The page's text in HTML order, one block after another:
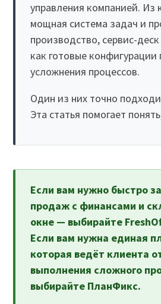
управления компанией. Из
мощная система задач и
производство, сервис-
как готовые конфигурации
усложнения процессов.
Один из них точно
Эта статья помогает
Если вам нужно быстро
продаж с финансами и
окне — выбирайте
Если вам нужна единая
которая ведёт клиента
выполнения сложного
выбирайте ПланФикс.